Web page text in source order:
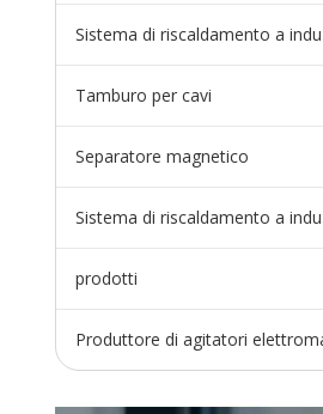
Tamburo per cavi
Separatore magnetico
prodotti